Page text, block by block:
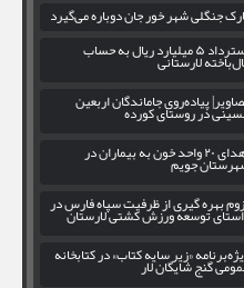
جنگلی شهر خور جان دوباره می‌گیرد
استرداد ۵ میلیارد ریال به حساب
لارستانی
پیاده‌روی جاماندگان اربعین
در روستای کورده
اهدای ۲۰ واحد خون به بیماران در
جویم
بهره‌ گیری از ظرفیت سپاه فارس در
توسعه ورزش کشتی لارستان
«زیر سایه کتاب» در کتابخانه
گنج شایگان لار